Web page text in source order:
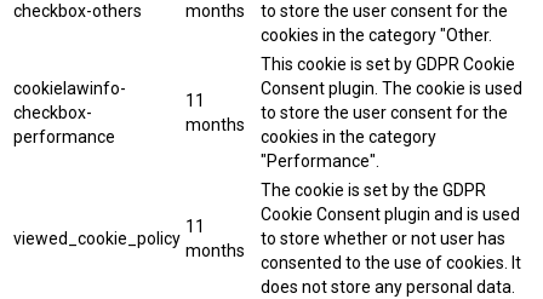
checkbox-others
months
to store the user consent for the
cookies in the category "Other.
cookielawinfo-
checkbox-
performance
11
months
This cookie is set by GDPR Cookie
Consent plugin. The cookie is used
to store the user consent for the
cookies in the category
"Performance".
viewed_cookie_policy
11
months
The cookie is set by the GDPR
Cookie Consent plugin and is used
to store whether or not user has
consented to the use of cookies. It
does not store any personal data.